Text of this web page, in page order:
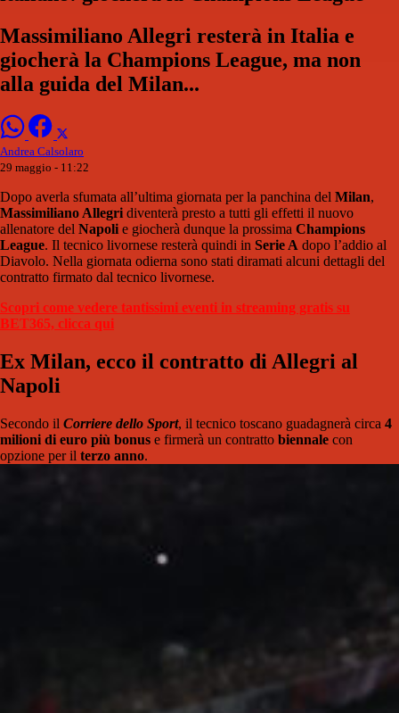
Massimiliano Allegri resterà in Italia e
giocherà la Champions League, ma non
alla guida del Milan...
Andrea Calsolaro
29 maggio - 11:22
Dopo averla sfumata all’ultima giornata per la panchina del Milan,
Massimiliano Allegri diventerà presto a tutti gli effetti il nuovo
allenatore del Napoli e giocherà dunque la prossima Champions
League. Il tecnico livornese resterà quindi in Serie A dopo l’addio al
Diavolo. Nella giornata odierna sono stati diramati alcuni dettagli del
contratto firmato dal tecnico livornese.
Scopri come vedere tantissimi eventi in streaming gratis su
BET365, clicca qui
Ex Milan, ecco il contratto di Allegri al
Napoli
Secondo il Corriere dello Sport, il tecnico toscano guadagnerà circa 4
milioni di euro più bonus e firmerà un contratto biennale con
opzione per il terzo anno.